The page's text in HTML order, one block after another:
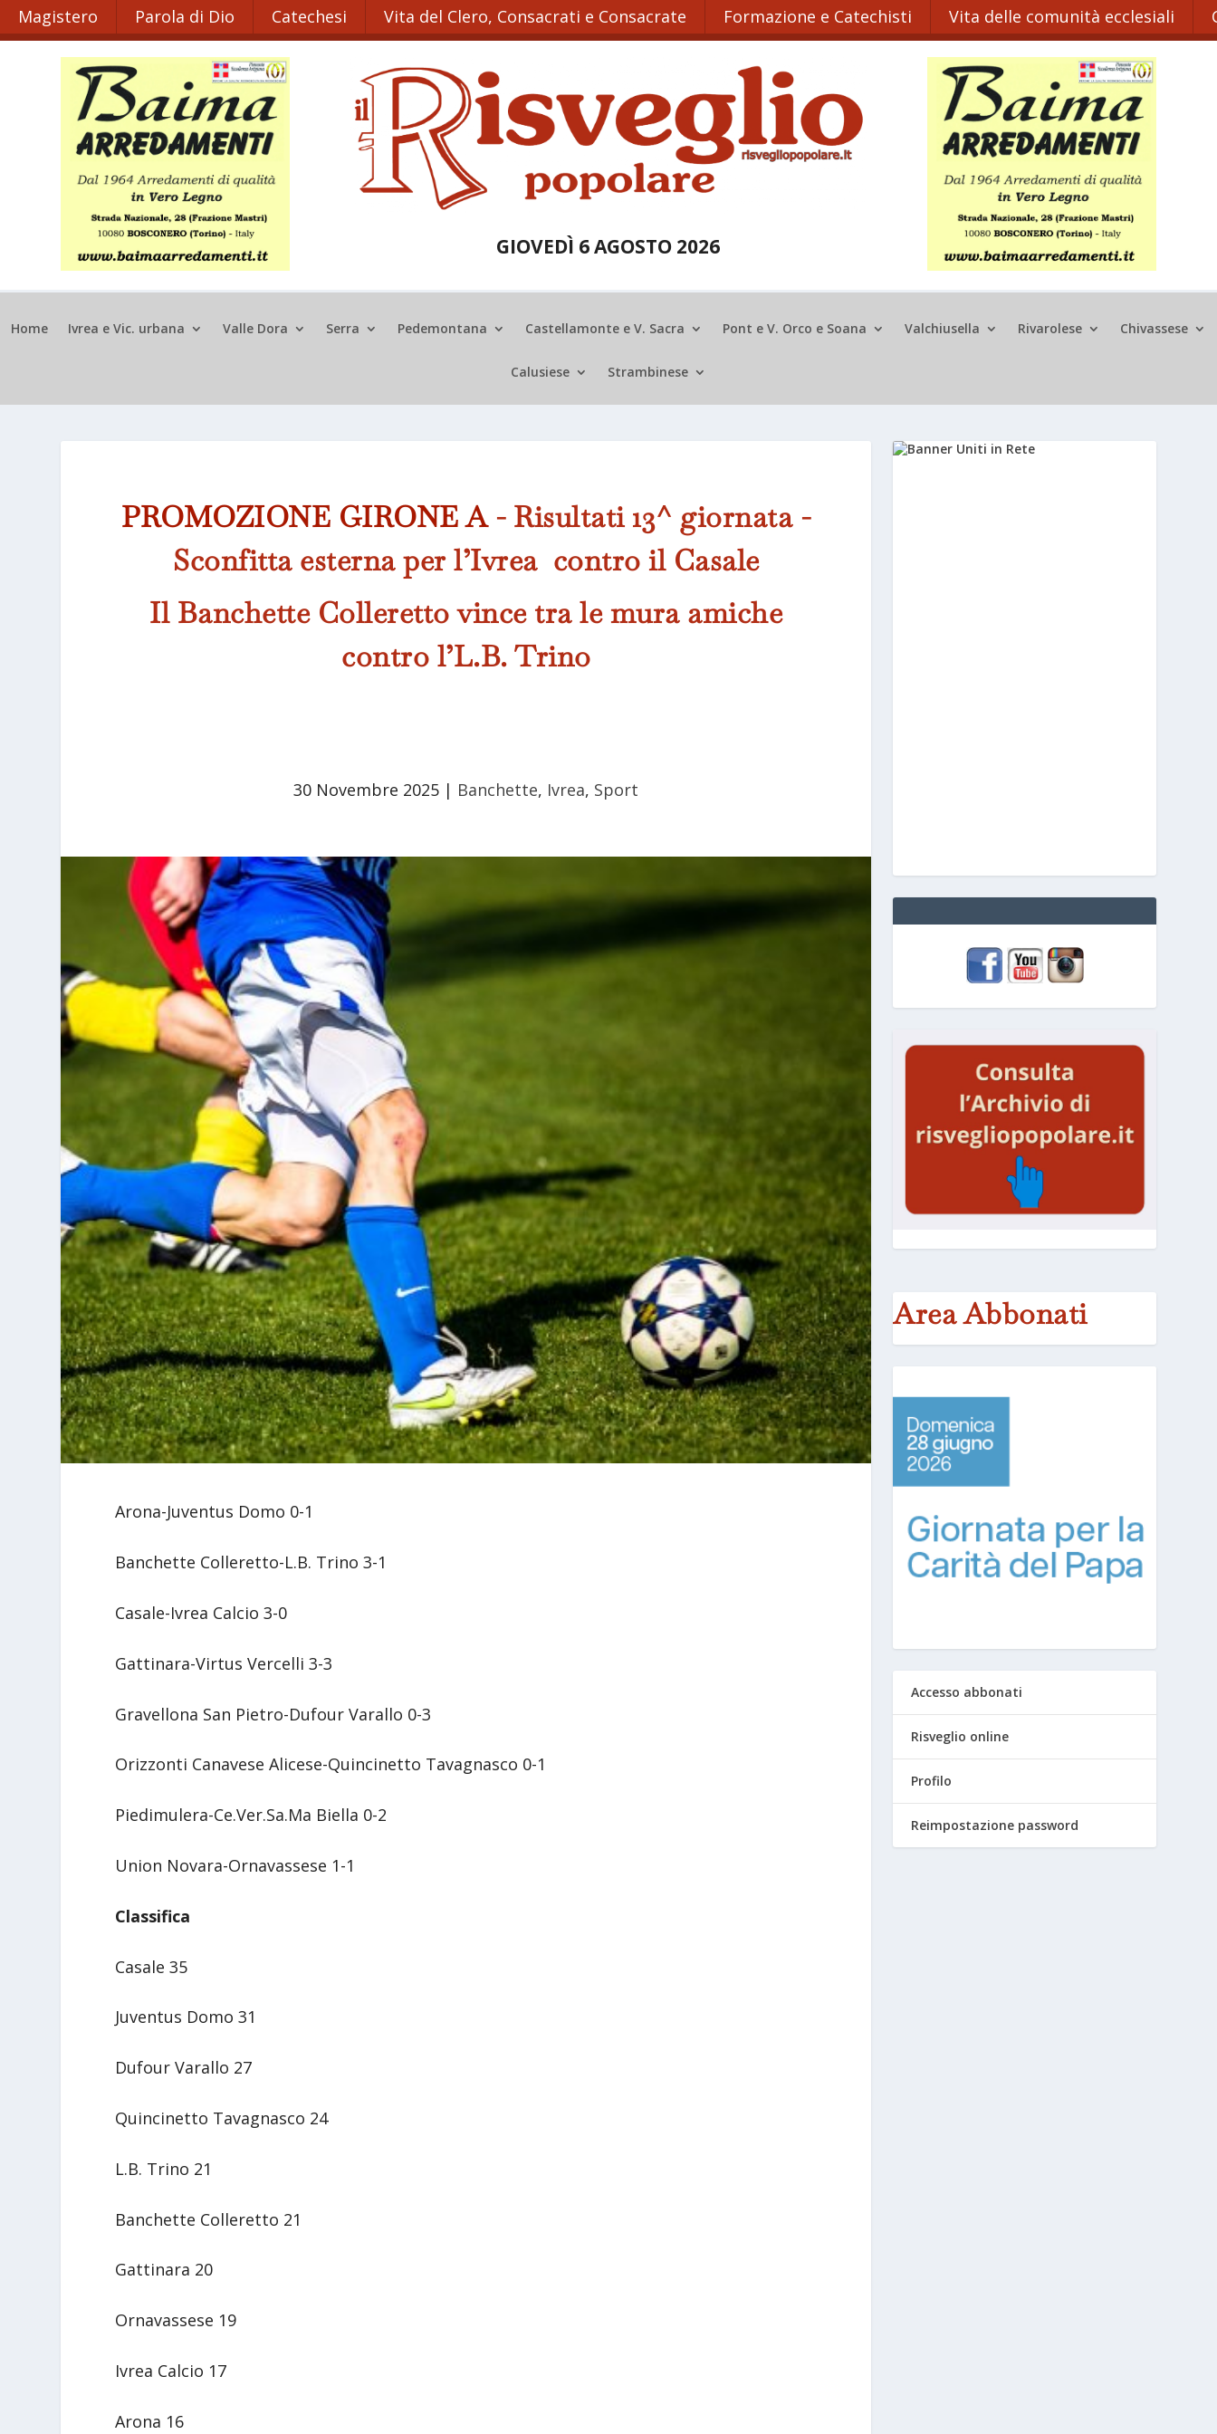
Magistero Parola di Dio Catechesi Vita del Clero, Consacrati e Consacrate Formazione e Catechisti Vita delle comunità ecclesiali
GIOVEDÌ 6 AGOSTO 2026
Home Ivrea e Vic. urbana Valle Dora Serra Pedemontana Castellamonte e V. Sacra Pont e V. Orco e Soana Valchiusella Rivarolese Chivassese
Calusiese Strambinese
PROMOZIONE GIRONE A- Risultati 13^ giornata -
Sconfitta esterna per l’Ivrea contro il Casale
Il Banchette Colleretto vince tra le mura amiche
contro l’L.B. Trino
30 Novembre 2025 | Banchette, Ivrea, Sport
Arona-Juventus Domo 0-1
Banchette Colleretto-L.B. Trino 3-1
Casale-Ivrea Calcio 3-0
Gattinara-Virtus Vercelli 3-3
Gravellona San Pietro-Dufour Varallo 0-3
Orizzonti Canavese Alicese-Quincinetto Tavagnasco 0-1
Piedimulera-Ce.Ver.Sa.Ma Biella 0-2
Union Novara-Ornavassese 1-1
Classifica
Casale 35
Juventus Domo 31
Dufour Varallo 27
Quincinetto Tavagnasco 24
L.B. Trino 21
Banchette Colleretto 21
Gattinara 20
Ornavassese 19
Ivrea Calcio 17
Arona 16
Area Abbonati
Accesso abbonati
Risveglio online
Profilo
Reimpostazione password